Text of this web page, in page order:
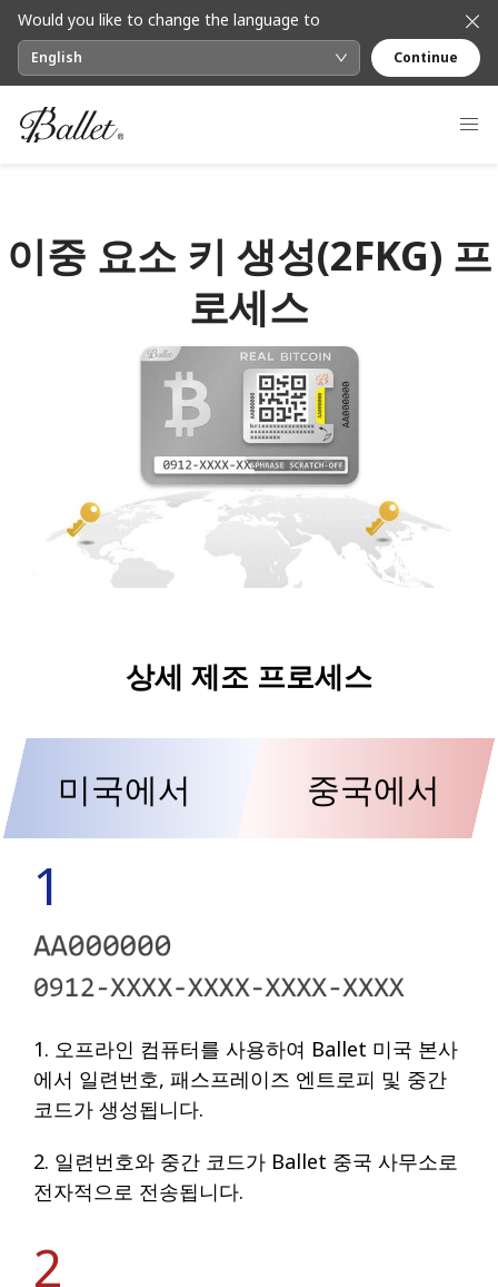
Would you like to change the language to
English Continue
이중 요소 키 생성(2FKG) 프
로세스
상세 제조 프로세스
미국에서 중국에서
1
1. 오프라인 컴퓨터를 사용하여 Ballet 미국 본사
에서 일련번호, 패스프레이즈 엔트로피 및 중간
코드가 생성됩니다.
2. 일련번호와 중간 코드가 Ballet 중국 사무소로
전자적으로 전송됩니다.
2